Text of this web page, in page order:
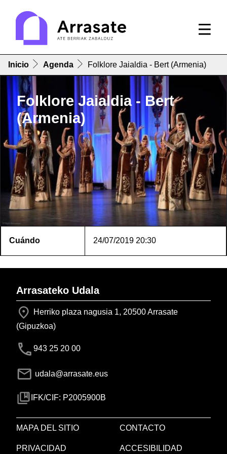
Inicio Agenda Folklore Jaialdia - Bert (Armenia)
Folklore Jaialdia - Bert
(Armenia)
Cuándo 24/07/2019 20:30
Arrasateko Udala
Herriko plaza nagusia 1, 20500 Arrasate
(Gipuzkoa)
943 25 20 00
udala@arrasate.eus
IFK/CIF: P2005900B
MAPA DEL SITIO CONTACTO
PRIVACIDAD ACCESIBILIDAD